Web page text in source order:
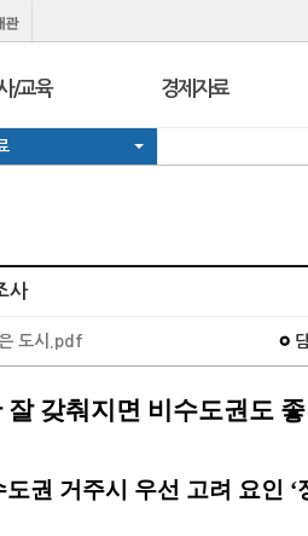
/교육
경영상담
경제자료
온라인세미나
지역상의 보도자료
사
도시.pdf
갖춰지면 비수도권도
권 거주시 우선 고려 요인 ‘